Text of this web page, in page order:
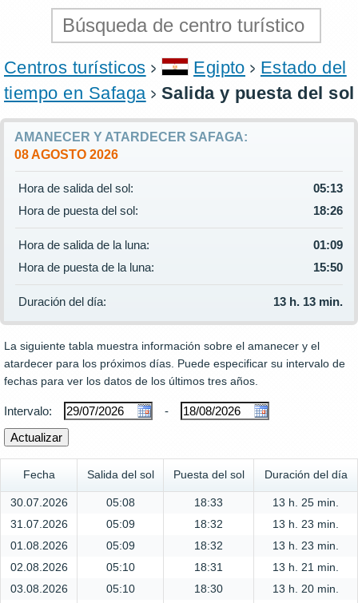
Centros turísticos Egipto
Estado del
tiempo en Safaga
Salida y puesta del sol
AMANECER Y ATARDECER SAFAGA:
08 AGOSTO 2026
Hora de salida del sol:
05:13
Hora de puesta del sol:
18:26
Hora de salida de la luna:
01:09
Hora de puesta de la luna:
15:50
Duración del día: 13 h. 13 min.
La siguiente tabla muestra información sobre el amanecer y el
atardecer para los próximos días. Puede especificar su intervalo de
fechas para ver los datos de los últimos tres años.
Intervalo: -
Fecha Salida del sol Puesta del sol Duración del día
30.07.2026 05:08 18:33
13 h. 25 min.
31.07.2026
05:09 18:32
13 h. 23 min.
01.08.2026
05:09 18:32
13 h. 23 min.
02.08.2026
05:10 18:31
13 h. 21 min.
03.08.2026
05:10 18:30
13 h. 20 min.